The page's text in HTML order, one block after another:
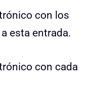
con los
esta entrada.
con cada